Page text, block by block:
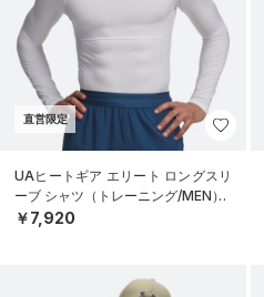
直営限定
UAヒートギア エリート ロングスリ
ーブ シャツ（トレーニング/MEN）
￥7,920